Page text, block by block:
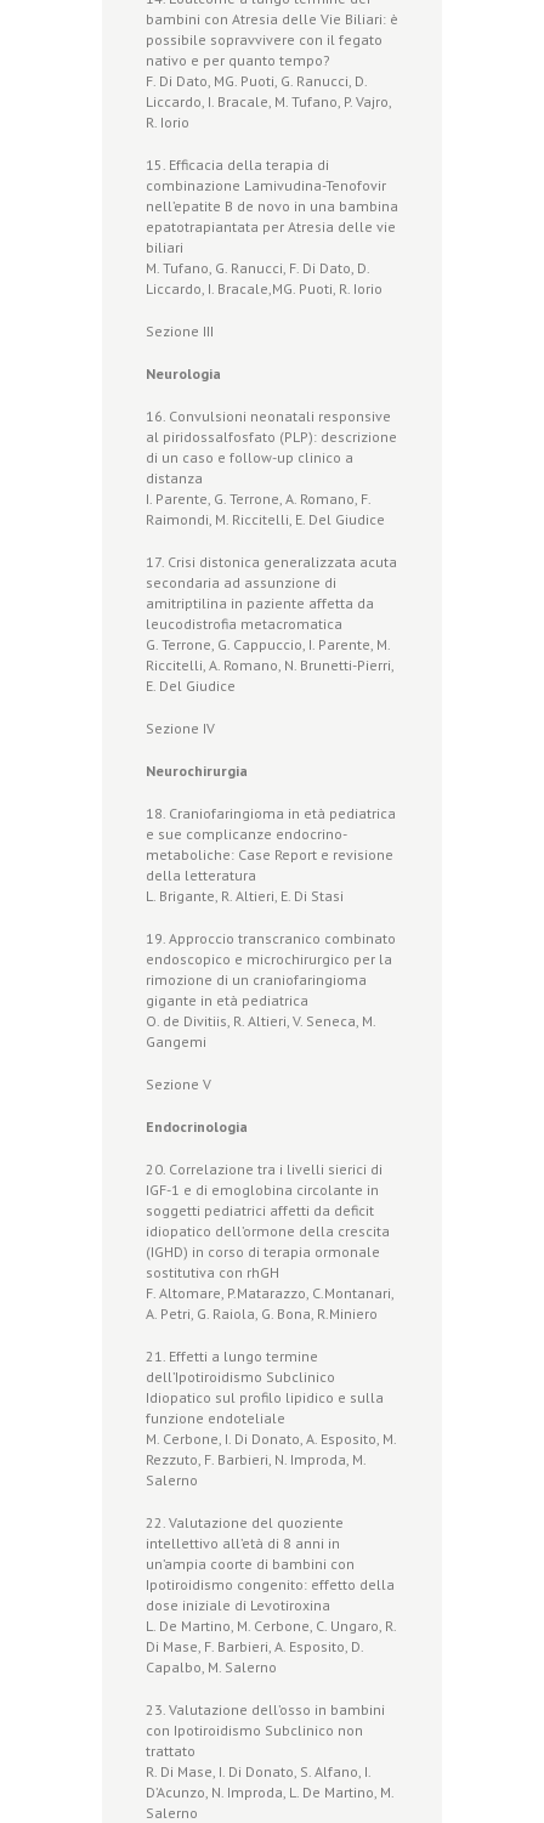
bambini con Atresia delle Vie Biliari: è
possibile sopravvivere con il fegato
nativo e per quanto tempo?
F. Di Dato, MG. Puoti, G. Ranucci, D.
Liccardo, I. Bracale, M. Tufano, P. Vajro,
R. Iorio
15. Efficacia della terapia di
combinazione Lamivudina-Tenofovir
nell’epatite B de novo in una bambina
epatotrapiantata per Atresia delle vie
biliari
M. Tufano, G. Ranucci, F. Di Dato, D.
Liccardo, I. Bracale,MG. Puoti, R. Iorio
Sezione III
Neurologia
16. Convulsioni neonatali responsive
al piridossalfosfato (PLP): descrizione
di un caso e follow-up clinico a
distanza
I. Parente, G. Terrone, A. Romano, F.
Raimondi, M. Riccitelli, E. Del Giudice
17. Crisi distonica generalizzata acuta
secondaria ad assunzione di
amitriptilina in paziente affetta da
leucodistrofia metacromatica
G. Terrone, G. Cappuccio, I. Parente, M.
Riccitelli, A. Romano, N. Brunetti-Pierri,
E. Del Giudice
Sezione IV
Neurochirurgia
18. Craniofaringioma in età pediatrica
e sue complicanze endocrino-
metaboliche: Case Report e revisione
della letteratura
L. Brigante, R. Altieri, E. Di Stasi
19. Approccio transcranico combinato
endoscopico e microchirurgico per la
rimozione di un craniofaringioma
gigante in età pediatrica
O. de Divitiis, R. Altieri, V. Seneca, M.
Gangemi
Sezione V
Endocrinologia
20. Correlazione tra i livelli sierici di
IGF-1 e di emoglobina circolante in
soggetti pediatrici affetti da deficit
idiopatico dell’ormone della crescita
(IGHD) in corso di terapia ormonale
sostitutiva con rhGH
F. Altomare, P.Matarazzo, C.Montanari,
A. Petri, G. Raiola, G. Bona, R.Miniero
21. Effetti a lungo termine
dell’Ipotiroidismo Subclinico
Idiopatico sul profilo lipidico e sulla
funzione endoteliale
M. Cerbone, I. Di Donato, A. Esposito, M.
Rezzuto, F. Barbieri, N. Improda, M.
Salerno
22. Valutazione del quoziente
intellettivo all’età di 8 anni in
un’ampia coorte di bambini con
Ipotiroidismo congenito: effetto della
dose iniziale di Levotiroxina
L. De Martino, M. Cerbone, C. Ungaro, R.
Di Mase, F. Barbieri, A. Esposito, D.
Capalbo, M. Salerno
23. Valutazione dell’osso in bambini
con Ipotiroidismo Subclinico non
trattato
R. Di Mase, I. Di Donato, S. Alfano, I.
D’Acunzo, N. Improda, L. De Martino, M.
Salerno